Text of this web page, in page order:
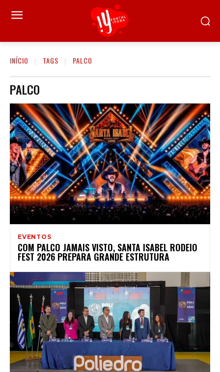
INÍCIO TAGS PALCO
PALCO
EVENTOS
COM PALCO JAMAIS VISTO, SANTA ISABEL RODEIO
FEST 2026 PREPARA GRANDE ESTRUTURA